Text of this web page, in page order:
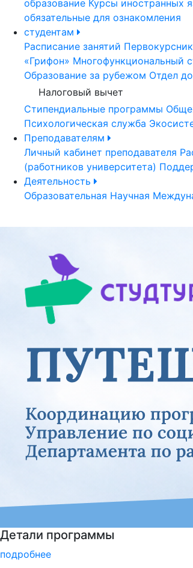
образование Курсы иностранных
обязательные для ознакомления
студентам
Расписание занятий
«Грифон» Многофункциональный
Образование за рубежом Отдел
Налоговый вычет
Стипендиальные программы
Психологическая служба
Преподавателям
Личный кабинет преподавателя
(работников университета)
Деятельность
Образовательная Научная
Программы профпереподготовки
подробнее